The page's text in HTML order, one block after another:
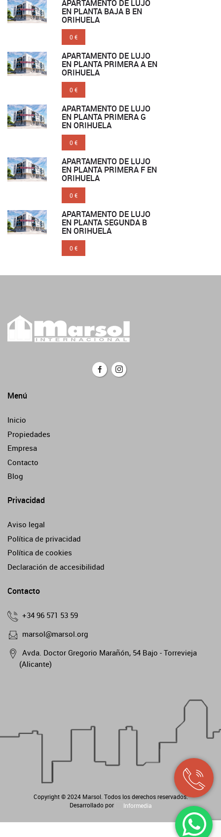
APARTAMENTO DE LUJO
EN PLANTA BAJA B EN
ORIHUELA
0 €
APARTAMENTO DE LUJO
EN PLANTA PRIMERA A EN
ORIHUELA
0 €
APARTAMENTO DE LUJO
EN PLANTA PRIMERA G
EN ORIHUELA
0 €
APARTAMENTO DE LUJO
EN PLANTA PRIMERA F EN
ORIHUELA
0 €
APARTAMENTO DE LUJO
EN PLANTA SEGUNDA B
EN ORIHUELA
0 €
Menú
Inicio
Propiedades
Empresa
Contacto
Blog
Privacidad
Aviso legal
Política de privacidad
Política de cookies
Declaración de accesibilidad
Contacto
+34 96 571 53 59
marsol@marsol.org
Avda. Doctor Gregorio Marañón, 54 Bajo - Torrevieja
(Alicante)
Copyright © 2024 Marsol . Todos los derechos reservados.
Desarrollado por